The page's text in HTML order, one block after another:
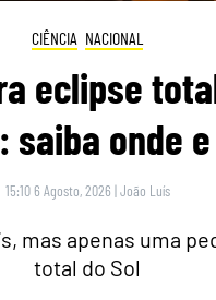
CIÊNCIA NACIONAL
eclipse
saiba onde
15:10 6 Agosto, 2026 |João Luís
mas apenas uma
total do Sol